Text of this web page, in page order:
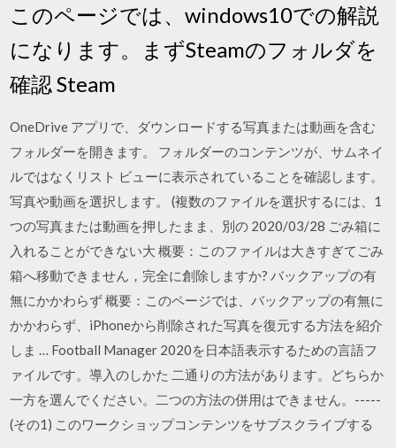
このページでは、windows10での解説
になります。まずSteamのフォルダを
確認 Steam
OneDrive アプリで、ダウンロードする写真または動画を含む
フォルダーを開きます。 フォルダーのコンテンツが、サムネイ
ルではなくリスト ビューに表示されていることを確認します。
写真や動画を選択します。 (複数のファイルを選択するには、1
つの写真または動画を押したまま、別の 2020/03/28 ごみ箱に
入れることができない大 概要：このファイルは大きすぎてごみ
箱へ移動できません，完全に創除しますか? バックアップの有
無にかかわらず 概要：このページでは、バックアップの有無に
かかわらず、iPhoneから削除された写真を復元する方法を紹介
しま … Football Manager 2020を日本語表示するための言語フ
ァイルです。導入のしかた 二通りの方法があります。どちらか
一方を選んでください。二つの方法の併用はできません。-----
(その1) このワークショップコンテンツをサブスクライブする